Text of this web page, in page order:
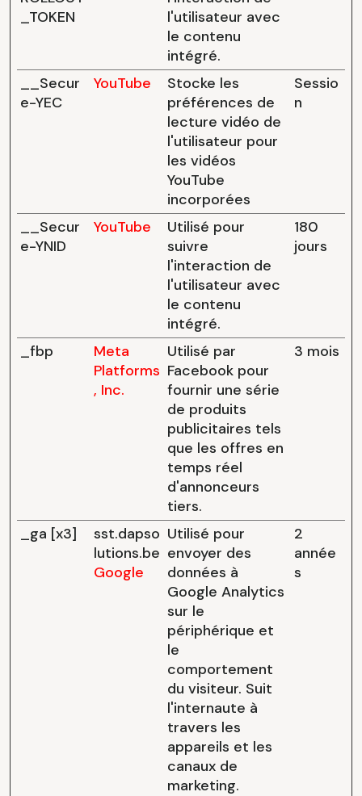
_TOKEN
l'utilisateur avec
le contenu
intégré.
__Secur
e-YEC
YouTube
Stocke les
préférences de
lecture vidéo de
l'utilisateur pour
les vidéos
YouTube
incorporées
Sessio
n
__Secur
e-YNID
YouTube
Utilisé pour
suivre
l'interaction de
l'utilisateur avec
le contenu
intégré.
180
jours
_fbp
Meta
Platforms
, Inc.
Utilisé par
Facebook pour
fournir une série
de produits
publicitaires tels
que les offres en
temps réel
d'annonceurs
tiers.
3 mois
_ga [x3]
sst.dapso
lutions.be
Google
Utilisé pour
envoyer des
données à
Google Analytics
sur le
périphérique et
le
comportement
du visiteur. Suit
l'internaute à
travers les
appareils et les
canaux de
marketing.
2
année
s